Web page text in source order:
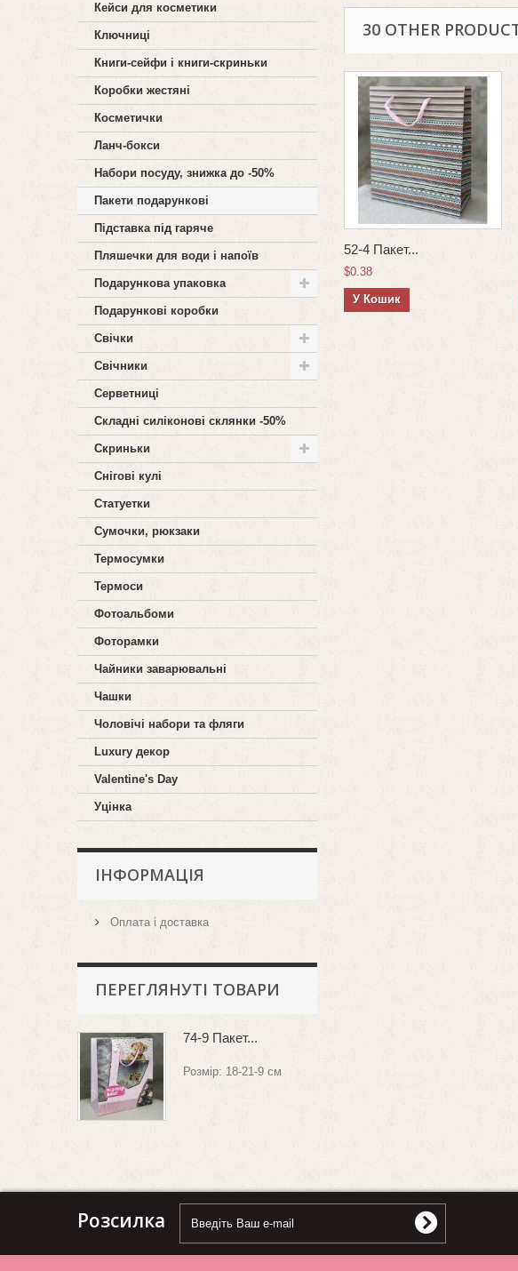
Кейси для косметики
Ключниці
Книги-сейфи і книги-скриньки
Коробки жестяні
Косметички
Ланч-бокси
Набори посуду, знижка до -50%
Пакети подарункові
Підставка під гаряче
Пляшечки для води і напоїв
Подарункова упаковка
Подарункові коробки
Свічки
Свічники
Серветниці
Складні силіконові склянки -50%
Скриньки
Снігові кулі
Статуетки
Сумочки, рюкзаки
Термосумки
Термоси
Фотоальбоми
Фоторамки
Чайники заварювальні
Чашки
Чоловічі набори та фляги
Luxury декор
Valentine's Day
Уцінка
ІНФОРМАЦІЯ
Оплата і доставка
ПЕРЕГЛЯНУТІ ТОВАРИ
74-9 Пакет...
Розмір: 18-21-9 см
30 OTHER
52-4 Пакет...
$0.38
У Кошик
Розсилка